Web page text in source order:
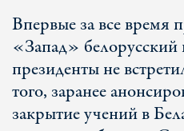
Впервые за все время
«Запад» белорусский
президенты не
того, заранее
закрытие учений в